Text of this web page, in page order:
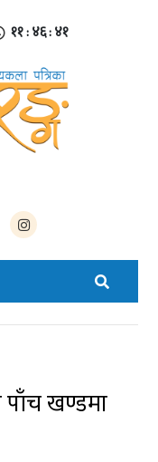
११ : ४६ : ४१
पाँच खण्डमा